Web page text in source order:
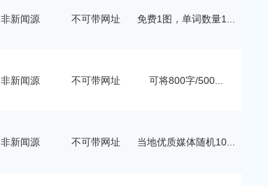
非新闻源 不可带网址 免费1图，单词数量1...
非新闻源 不可带网址 可将800字/500...
非新闻源 不可带网址 当地优质媒体随机10...